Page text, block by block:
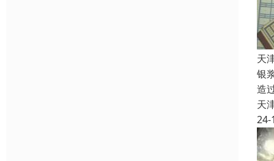
天
银
造
天
24-